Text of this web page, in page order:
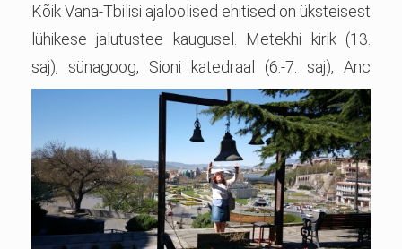
Kõik Vana-Tbilisi ajaloolised ehitised on üksteisest
lühikese jalutustee kaugusel. Metekhi kirik (13.
saj), sünagoog, Sioni katedraal (6.-7. saj), Anc